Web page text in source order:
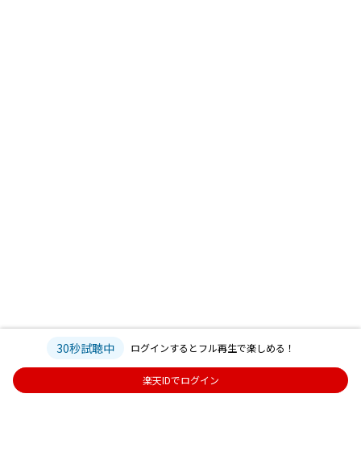
30秒試聴中 ログインするとフル再生で楽しめる！
楽天IDでログイン